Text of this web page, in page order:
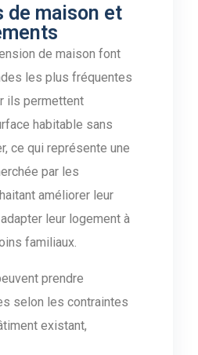
de maison et
de maison font
les plus fréquentes
ils permettent
habitable sans
ce qui représente une
par les
améliorer leur
leur logement à
familiaux.
prendre
selon les contraintes
existant,